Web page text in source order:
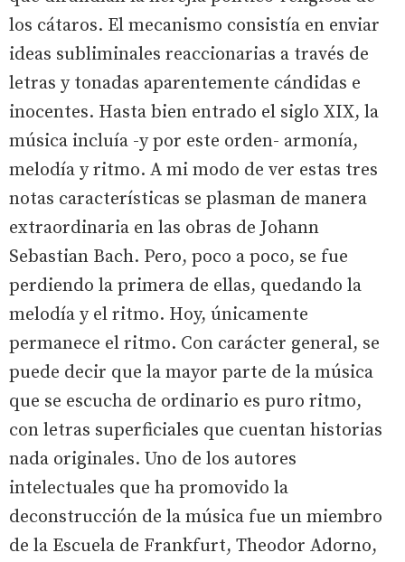
los cátaros. El mecanismo consistía en enviar
ideas subliminales reaccionarias a través de
letras y tonadas aparentemente cándidas e
inocentes. Hasta bien entrado el siglo XIX, la
música incluía -y por este orden- armonía,
melodía y ritmo. A mi modo de ver estas tres
notas características se plasman de manera
extraordinaria en las obras de Johann
Sebastian Bach. Pero, poco a poco, se fue
perdiendo la primera de ellas, quedando la
melodía y el ritmo. Hoy, únicamente
permanece el ritmo. Con carácter general, se
puede decir que la mayor parte de la música
que se escucha de ordinario es puro ritmo,
con letras superficiales que cuentan historias
nada originales. Uno de los autores
intelectuales que ha promovido la
deconstrucción de la música fue un miembro
de la Escuela de Frankfurt, Theodor Adorno,